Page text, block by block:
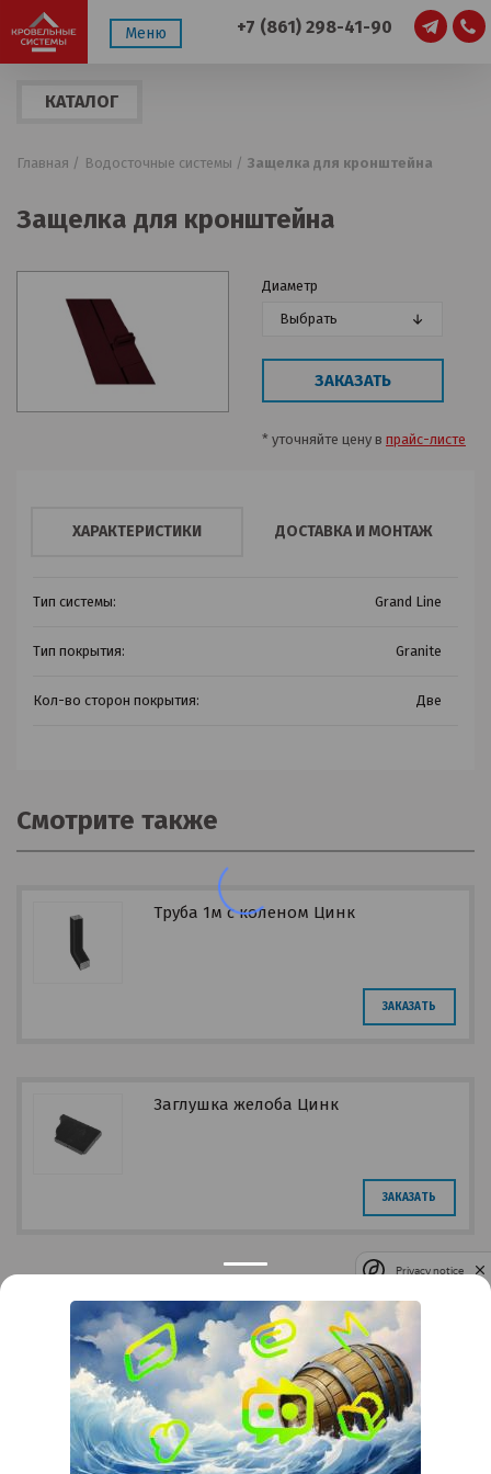
Меню +7 (861) 298-41-90
КАТАЛОГ
Главная / Водосточные системы / Защелка для кронштейна
Защелка для кронштейна
Диаметр
Выбрать
ЗАКАЗАТЬ
* уточняйте цену в прайс-листе
ХАРАКТЕРИСТИКИ ДОСТАВКА И МОНТАЖ
Тип системы: Grand Line
Тип покрытия: Granite
Кол-во сторон покрытия: Две
Смотрите также
Труба 1м с коленом Цинк
ЗАКАЗАТЬ
Заглушка желоба Цинк
ЗАКАЗАТЬ
Контакты
Краснодар Тимашевск Темрюк
+7 (861) 298-41-90 +7 (861) 298-41-90
Российская, дом 269/10А
Privacy notice